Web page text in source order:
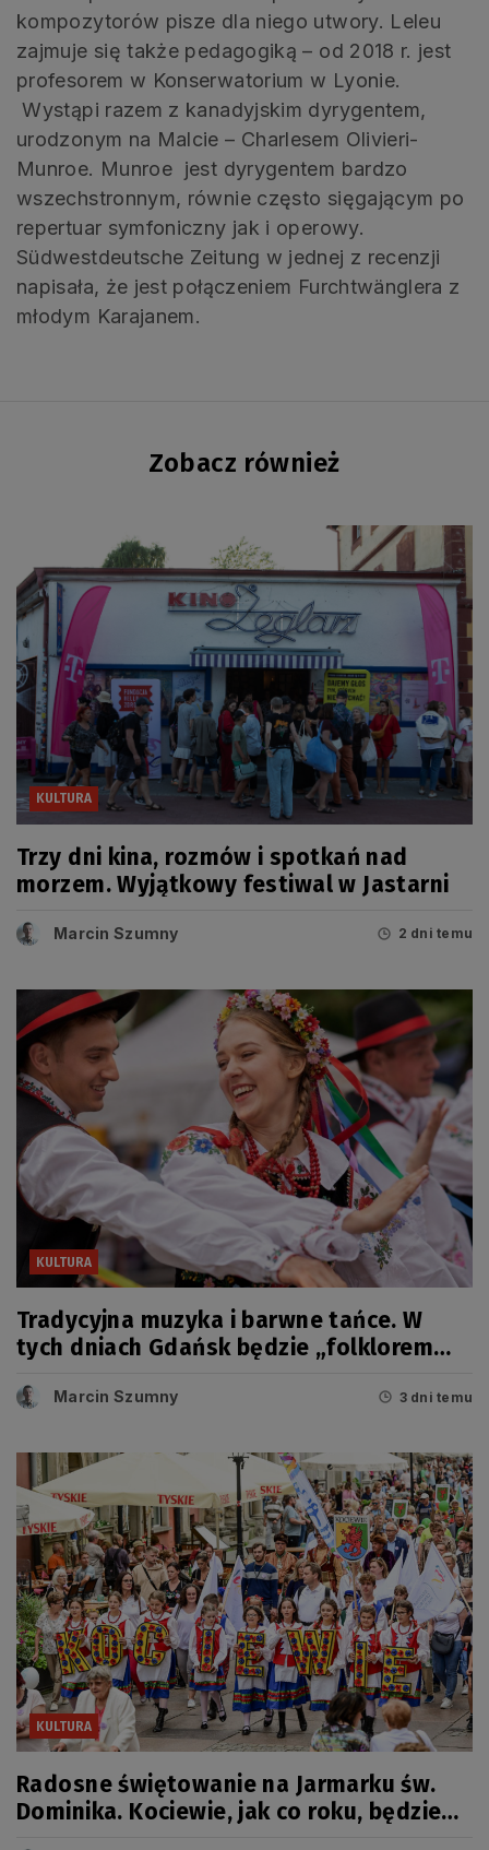
kompozytorów pisze dla niego utwory. Leleu
zajmuje się także pedagogiką – od 2018 r. jest
profesorem w Konserwatorium w Lyonie.
Wystąpi razem z kanadyjskim dyrygentem,
urodzonym na Malcie – Charlesem Olivieri-
Munroe. Munroe jest dyrygentem bardzo
wszechstronnym, równie często sięgającym po
repertuar symfoniczny jak i operowy.
Südwestdeutsche Zeitung w jednej z recenzji
napisała, że jest połączeniem Furchtwänglera z
młodym Karajanem.
Zobacz również
KULTURA
Trzy dni kina, rozmów i spotkań nad
morzem. Wyjątkowy festiwal w Jastarni
Marcin Szumny 2 dni temu
KULTURA
Tradycyjna muzyka i barwne tańce. W
tych dniach Gdańsk będzie „folklorem
Marcin Szumny 3 dni temu
KULTURA
Radosne świętowanie na Jarmarku św.
Dominika. Kociewie, jak co roku, będzie